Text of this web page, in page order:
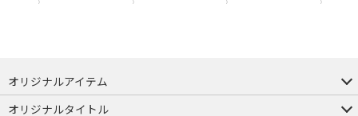
オリジナルアイテム
つままれ
つかまれ
ピョコッテ
オリジナルタイトル